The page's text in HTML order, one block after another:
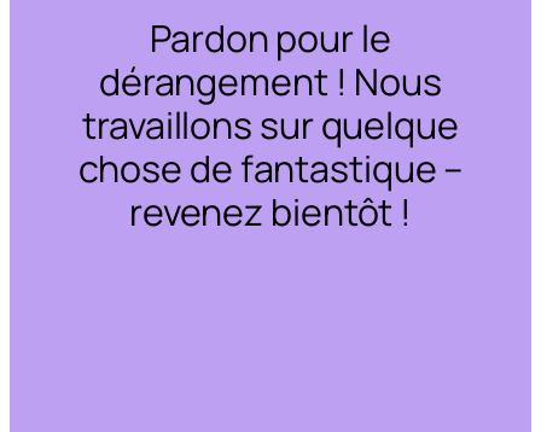
Pardon pour le
dérangement ! Nous
travaillons sur quelque
chose de fantastique –
revenez bientôt !